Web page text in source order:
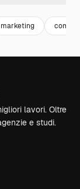
marketing
lavori. Oltre
e studi.